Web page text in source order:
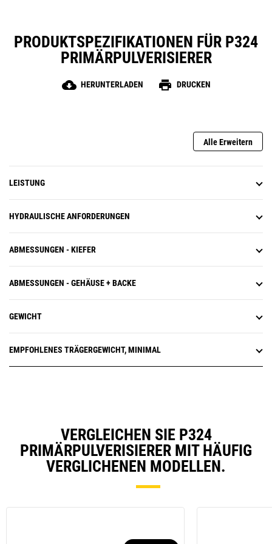
PRODUKTSPEZIFIKATIONEN FÜR P324
PRIMÄRPULVERISIERER
cloud_download HERUNTERLADEN print DRUCKEN
Alle Erweitern
LEISTUNG
HYDRAULISCHE ANFORDERUNGEN
ABMESSUNGEN - KIEFER
ABMESSUNGEN - GEHÄUSE + BACKE
GEWICHT
EMPFOHLENES TRÄGERGEWICHT, MINIMAL
VERGLEICHEN SIE P324
PRIMÄRPULVERISIERER MIT HÄUFIG
VERGLICHENEN MODELLEN.